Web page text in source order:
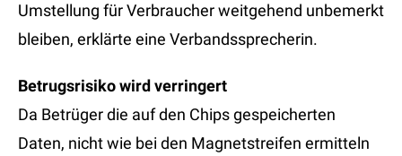
Umstellung für Verbraucher weitgehend unbemerkt
bleiben, erklärte eine Verbandssprecherin.
Betrugsrisiko wird verringert
Da Betrüger die auf den Chips gespeicherten
Daten, nicht wie bei den Magnetstreifen ermitteln